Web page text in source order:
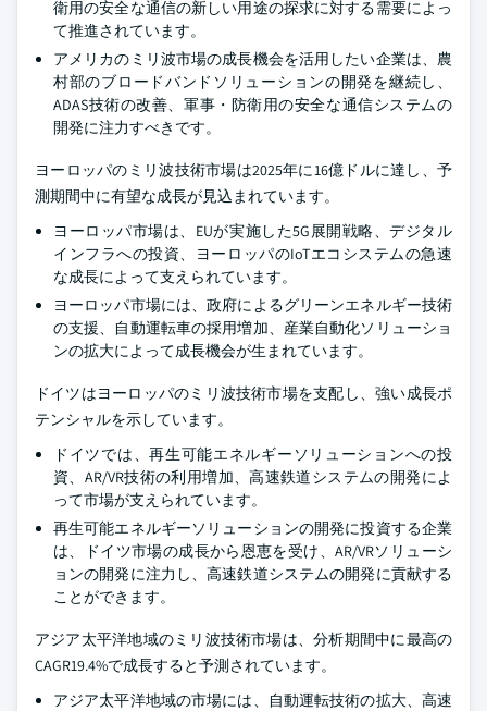
衛用の安全な通信の新しい用途の探求に対する需要によっ
て推進されています。
アメリカのミリ波市場の成長機会を活用したい企業は、農
村部のブロードバンドソリューションの開発を継続し、
ADAS技術の改善、軍事・防衛用の安全な通信システムの
開発に注力すべきです。
ヨーロッパのミリ波技術市場は2025年に16億ドルに達し、予
測期間中に有望な成長が見込まれています。
ヨーロッパ市場は、EUが実施した5G展開戦略、デジタル
インフラへの投資、ヨーロッパのIoTエコシステムの急速
な成長によって支えられています。
ヨーロッパ市場には、政府によるグリーンエネルギー技術
の支援、自動運転車の採用増加、産業自動化ソリューショ
ンの拡大によって成長機会が生まれています。
ドイツはヨーロッパのミリ波技術市場を支配し、強い成長ポ
テンシャルを示しています。
ドイツでは、再生可能エネルギーソリューションへの投
資、AR/VR技術の利用増加、高速鉄道システムの開発によ
って市場が支えられています。
再生可能エネルギーソリューションの開発に投資する企業
は、ドイツ市場の成長から恩恵を受け、AR/VRソリューシ
ョンの開発に注力し、高速鉄道システムの開発に貢献する
ことができます。
アジア太平洋地域のミリ波技術市場は、分析期間中に最高の
CAGR19.4%で成長すると予測されています。
アジア太平洋地域の市場には、自動運転技術の拡大、高速